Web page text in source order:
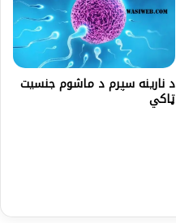
د نارينه سپرم د ماشوم جنسيت
ټاکي